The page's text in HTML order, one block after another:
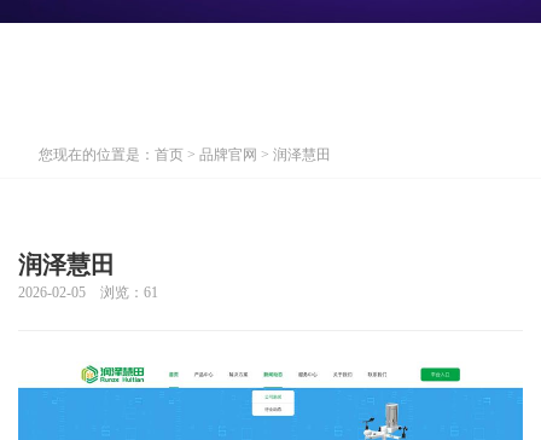
您现在的位置是： 首页 > 品牌官网 > 润泽慧田
润泽慧田
2026-02-05 浏览： 61